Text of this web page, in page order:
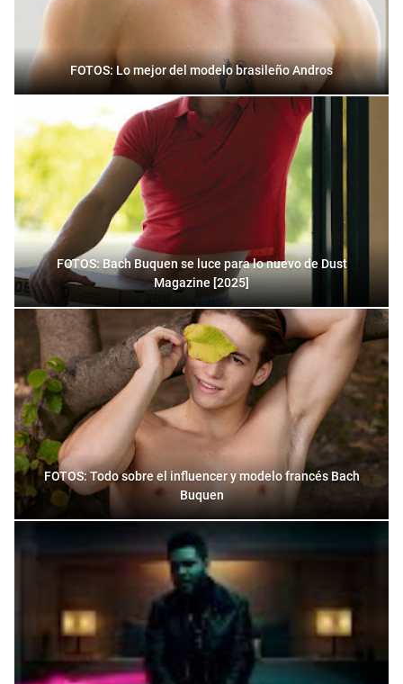
FOTOS: Lo mejor del modelo brasileño Andros
FOTOS: Bach Buquen se luce para lo nuevo de Dust
Magazine [2025]
FOTOS: Todo sobre el influencer y modelo francés Bach
Buquen